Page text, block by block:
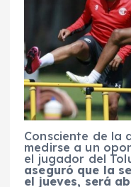
Consciente de la
medirse a un
el jugador del
aseguró que la
el jueves, será